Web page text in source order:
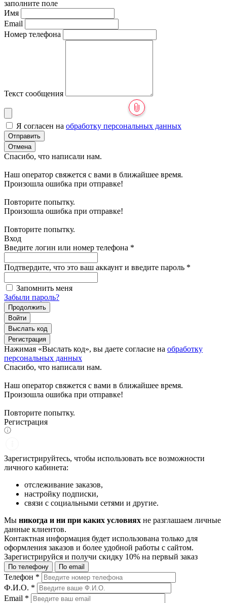
заполните поле
Имя
Email
Номер телефона
Текст сообщения
Я согласен на обработку персональных данных
Отправить
Отмена
Спасибо, что написали нам.
Наш оператор свяжется с вами в ближайшее время.
Произошла ошибка при отправке!
Повторите попытку.
Произошла ошибка при отправке!
Повторите попытку.
Вход
Введите логин или номер телефона *
Подтвердите, что это ваш аккаунт и введите пароль *
Запомнить меня
Забыли пароль?
Продолжить
Войти
Выслать код
Регистрация
Нажимая «Выслать код», вы даете согласие на обработку
персональных данных
Спасибо, что написали нам.
Наш оператор свяжется с вами в ближайшее время.
Произошла ошибка при отправке!
Повторите попытку.
Регистрация
Зарегистрируйтесь, чтобы использовать все возможности
личного кабинета:
отслеживание заказов,
настройку подписки,
связи с социальными сетями и другие.
Мы никогда и ни при каких условиях не разглашаем личные
данные клиентов.
Контактная информация будет использована только для
оформления заказов и более удобной работы с сайтом.
Зарегистрируйся и получи скидку 10% на первый заказ
По телефону По email
Телефон *
Ф.И.О. *
Email *